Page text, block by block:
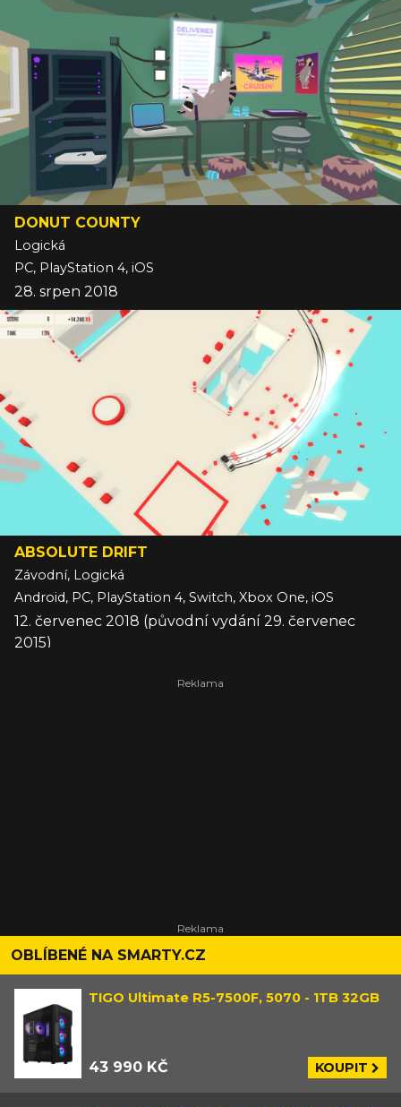
DONUT COUNTY
Logická
PC, PlayStation 4, iOS
28. srpen 2018
ABSOLUTE DRIFT
Závodní, Logická
Android, PC, PlayStation 4, Switch, Xbox One, iOS
12. červenec 2018 (původní vydání 29. červenec
2015)
OBLÍBENÉ NA SMARTY.CZ
TIGO Ultimate R5-7500F, 5070 - 1TB 32GB
43 990 KČ KOUPIT